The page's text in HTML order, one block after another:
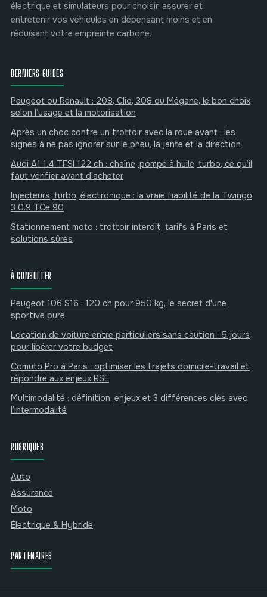
électrique et simulateurs pour choisir, assurer et
entretenir vos véhicules en dépensant moins et en
réduisant votre empreinte carbone.
DERNIERS GUIDES
Peugeot ou Renault : 208, Clio, 308 ou Mégane, le bon choix
selon l’usage et la motorisation
Après un choc contre un trottoir avec la roue avant : les
signes à ne pas ignorer sur le pneu, la jante et la direction
Audi A1 1.4 TFSI 122 ch : chaîne, pompe à huile, turbo, ce qu’il
faut vérifier avant d’acheter
Injecteurs, turbo, électronique : la vraie fiabilité de la Twingo
3 0.9 TCe 90
Stationnement moto : trottoir interdit, tarifs à Paris et
solutions sûres
À CONSULTER
Peugeot 106 S16 : 120 ch pour 950 kg, le secret d'une
sportive pure
Location de voiture entre particuliers sans caution : 5 jours
pour libérer votre budget
Comuto Pro à Paris : optimiser les trajets domicile-travail et
répondre aux enjeux RSE
Multimodalité : définition, enjeux et 3 différences clés avec
l’intermodalité
RUBRIQUES
Auto
Assurance
Moto
Électrique & Hybride
PARTENAIRES